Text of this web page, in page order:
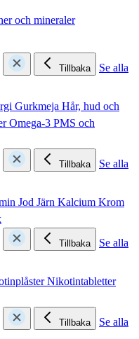
och mineraler
Tillbaka
Se alla
Gurkmeja Hår, hud och
Omega-3 PMS och
Tillbaka
Se alla
Jod Järn Kalcium Krom
Tillbaka
Se alla
Nikotintabletter
Tillbaka
Se alla